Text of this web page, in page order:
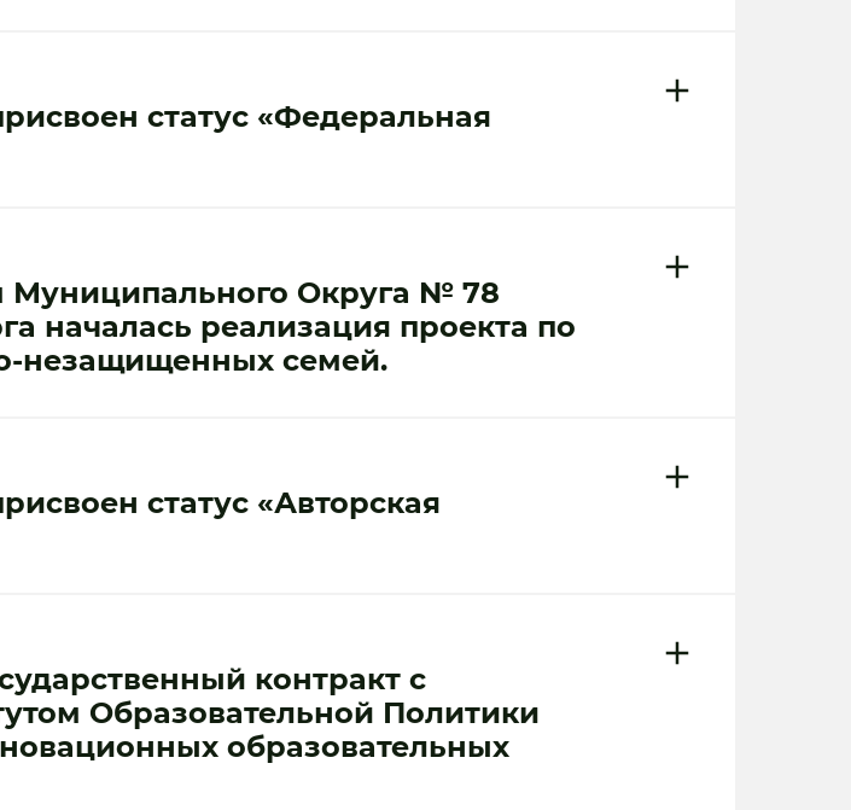
статус «Федеральная
Округа № 78
началась реализация проекта по
незащищенных семей.
статус «Авторская
контракт с
Образовательной Политики
образовательных